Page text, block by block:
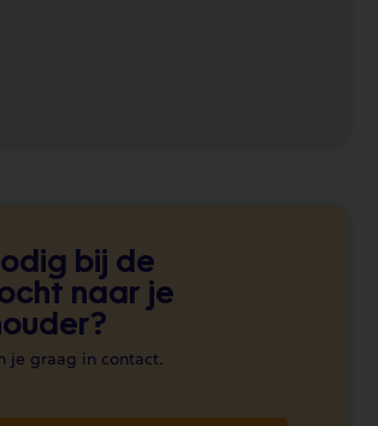
bij de
naar je
je graag in contact.